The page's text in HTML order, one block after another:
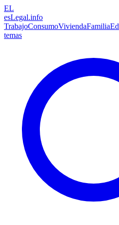
EL
esLegal.info
TrabajoConsumoViviendaFamilia
temas